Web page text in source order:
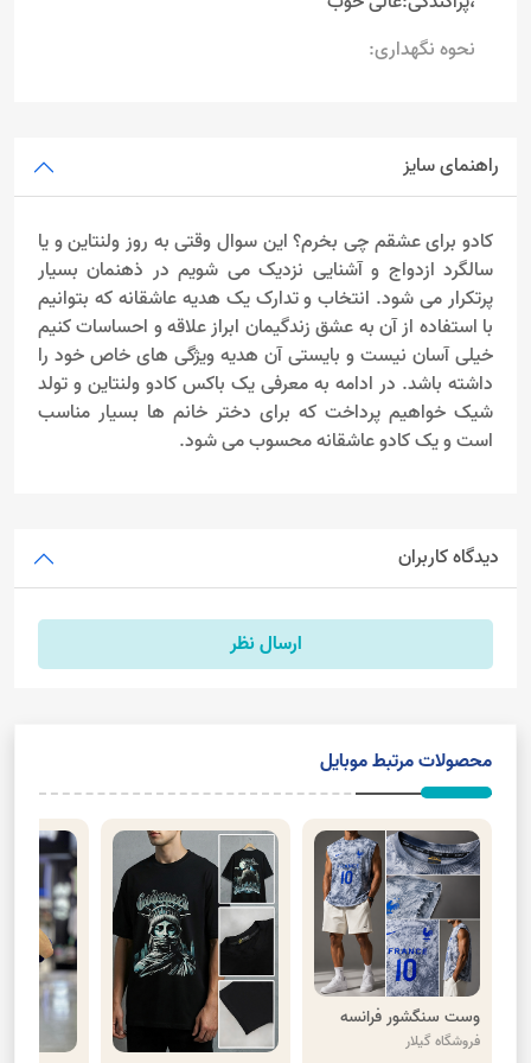
نحوه نگهداری:
راهنمای سایز
کادو برای عشقم چی بخرم؟ این سوال وقتی به روز ولنتاین و یا
سالگرد ازدواج و آشنایی نزدیک می شویم در ذهنمان بسیار
پرتکرار می شود. انتخاب و تدارک یک هدیه عاشقانه که بتوانیم
با استفاده از آن به عشق زندگیمان ابراز علاقه و احساسات کنیم
خیلی آسان نیست و بایستی آن هدیه ویژگی های خاص خود را
داشته باشد. در ادامه به معرفی یک باکس کادو ولنتاین و تولد
شیک خواهیم پرداخت که برای دختر خانم ها بسیار مناسب
است و یک کادو عاشقانه محسوب می شود.
دیدگاه کاربران
ارسال نظر
محصولات مرتبط موبایل
وست سنگشور فرانسه
فروشگاه گیلار